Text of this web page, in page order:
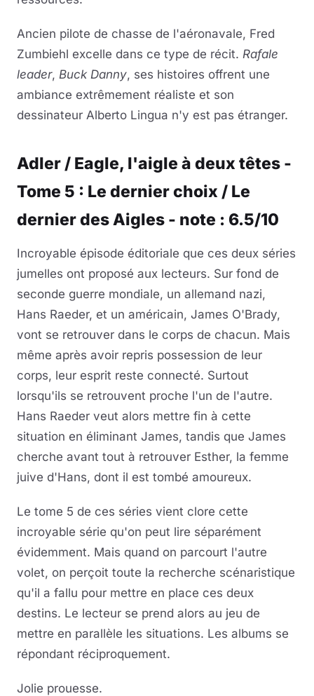
Ancien pilote de chasse de l'aéronavale, Fred
Zumbiehl excelle dans ce type de récit. Rafale
leader, Buck Danny, ses histoires offrent une
ambiance extrêmement réaliste et son
dessinateur Alberto Lingua n'y est pas étranger.
Adler / Eagle, l'aigle à deux têtes -
Tome 5 : Le dernier choix / Le
dernier des Aigles - note : 6.5/10
Incroyable épisode éditoriale que ces deux séries
jumelles ont proposé aux lecteurs. Sur fond de
seconde guerre mondiale, un allemand nazi,
Hans Raeder, et un américain, James O'Brady,
vont se retrouver dans le corps de chacun. Mais
même après avoir repris possession de leur
corps, leur esprit reste connecté. Surtout
lorsqu'ils se retrouvent proche l'un de l'autre.
Hans Raeder veut alors mettre fin à cette
situation en éliminant James, tandis que James
cherche avant tout à retrouver Esther, la femme
juive d'Hans, dont il est tombé amoureux.
Le tome 5 de ces séries vient clore cette
incroyable série qu'on peut lire séparément
évidemment. Mais quand on parcourt l'autre
volet, on perçoit toute la recherche scénaristique
qu'il a fallu pour mettre en place ces deux
destins. Le lecteur se prend alors au jeu de
mettre en parallèle les situations. Les albums se
répondant réciproquement.
Jolie prouesse.